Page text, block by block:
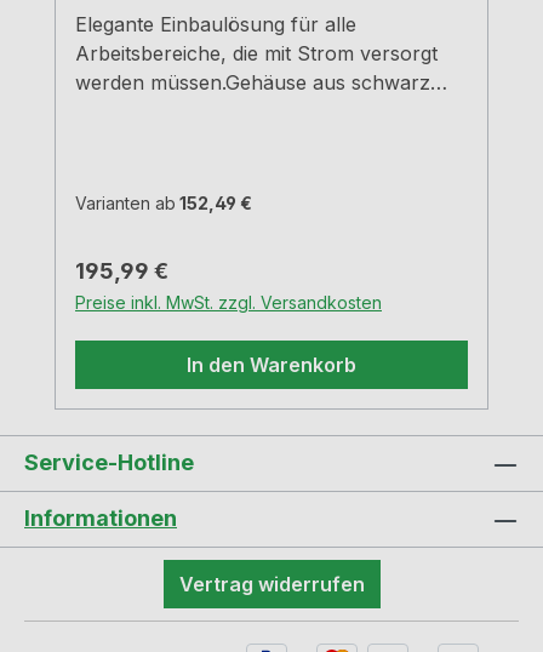
Elegante Einbaulösung für alle
Arbeitsbereiche, die mit Strom versorgt
werden müssen.Gehäuse aus schwarz
mm NetzanschlussleitungEinbautiefe 68
Arbeitsplatten bis 50 mm StärkeWeitere
individuelle Konfigurationen erhalten Sie
auf Anfrage.VIDEO
Varianten ab 152,49 €
Regulärer Preis:
195,99 €
Preise inkl. MwSt. zzgl. Versandkosten
In den Warenkorb
Service-Hotline
Informationen
Vertrag widerrufen